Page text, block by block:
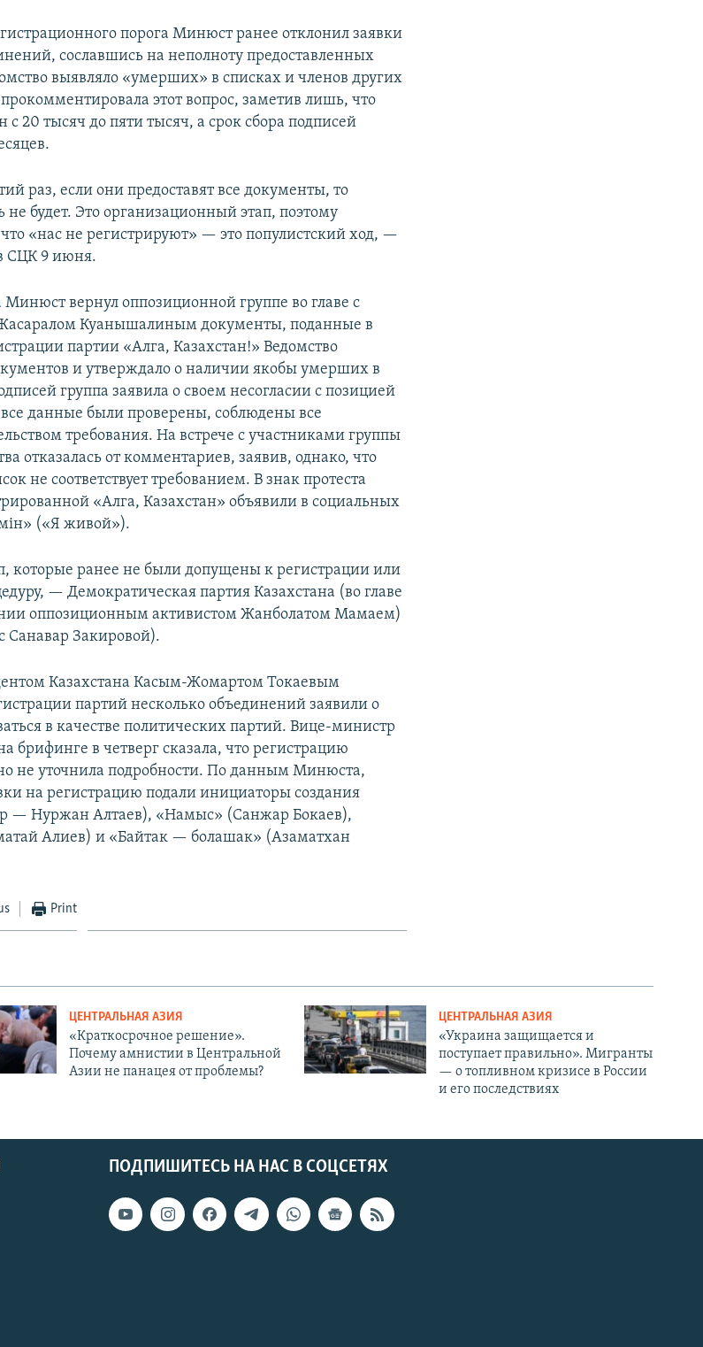
порога Минюст ранее отклонил заявки
сославшись на неполноту предоставленных
выявляло «умерших» в списках и членов других
этот вопрос, заметив лишь, что
20 тысяч до пяти тысяч, а срок сбора подписей
раз, если они предоставят все документы, то
не будет. Это организационный этап, поэтому
«нас не регистрируют» — это популистский ход, —
СЦК 9 июня.
вернул оппозиционной группе во главе с
Куанышалиным документы, поданные в
партии «Алга, Казахстан!» Ведомство
и утверждало о наличии якобы умерших в
группа заявила о своем несогласии с позицией
данные были проверены, соблюдены все
требования. На встрече с участниками группы
отказалась от комментариев, заявив, однако, что
не соответствует требованием. В знак протеста
«Алга, Казахстан» объявили в социальных
(«Я живой»).
которые ранее не были допущены к регистрации или
— Демократическая партия Казахстана (во главе
оппозиционным активистом Жанболатом Мамаем)
Санавар Закировой).
Казахстана Касым-Жомартом Токаевым
партий несколько объединений заявили о
в качестве политических партий. Вице-министр
в четверг сказала, что регистрацию
не уточнила подробности. По данным Минюста,
на регистрацию подали инициаторы создания
— Нуржан Алтаев), «Намыс» (Санжар Бокаев),
Алиев) и «Байтак — болашак» (Азаматхан
Print
ЦЕНТРАЛЬНАЯ АЗИЯ
«Краткосрочное решение».
Почему амнистии в Центральной
Азии не панацея от проблемы?
ЦЕНТРАЛЬНАЯ АЗИЯ
«Украина защищается и
поступает правильно». Мигранты
— о топливном кризисе в России
и его последствиях
ПОДПИШИТЕСЬ НА НАС В СОЦСЕТЯХ